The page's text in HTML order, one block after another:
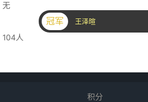
无
104人
冠军 王泽暄
积分